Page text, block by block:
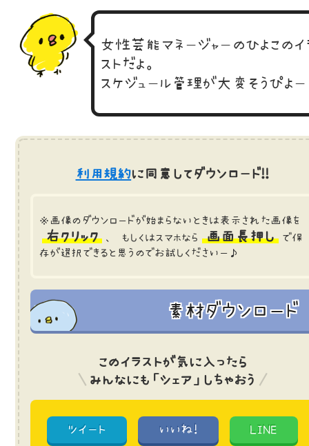
女性芸能マネージャーのひよこのイ
ストだよ。
スケジュール管理が大変そうぴよー
利用規約に同意してダウンロード!!
※画像のダウンロードが始まらないときは表示された画像を
右クリック 、 もしくはスマホなら 画面長押し
で保
存が選択できると思うのでお試しくださいー♪
素材ダウンロード
このイラストが気に入ったら
みんなにも「シェア」しちゃおう
ツイート いいね! LINE